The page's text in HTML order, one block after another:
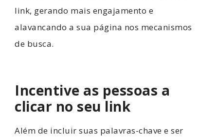
link, gerando mais engajamento e
alavancando a sua página nos mecanismos
de busca.
Incentive as pessoas a
clicar no seu link
Além de incluir suas palavras-chave e ser